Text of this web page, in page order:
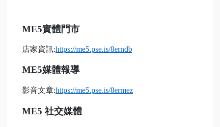
ME5實體門市
店家資訊:https://me5.pse.is/8erndb
ME5媒體報導
影音文章:https://me5.pse.is/8ermez
ME5 社交媒體